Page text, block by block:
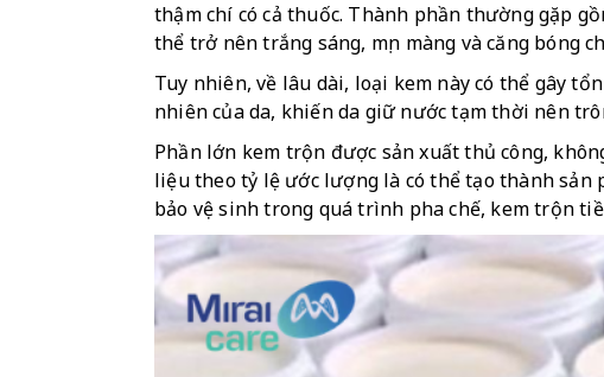
thậm chí có cả thuốc. Thành phần thường gặp
thể trở nên trắng sáng, mịn màng và căng
Tuy nhiên, về lâu dài, loại kem này có thể gây
nhiên của da, khiến da giữ nước tạm thời nên
Phần lớn kem trộn được sản xuất thủ công,
liệu theo tỷ lệ ước lượng là có thể tạo thành sản
bảo vệ sinh trong quá trình pha chế, kem trộn